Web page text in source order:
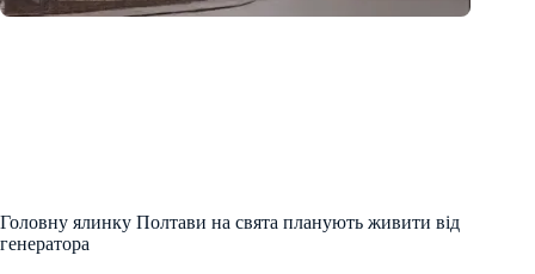
Головну ялинку Полтави на свята планують живити від
генератора